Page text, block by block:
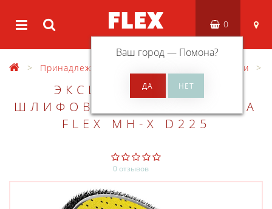
Ваш город — Помона?
0
Принадлежности Разные принадлежности
ЭКСЦЕНТРИКОВАЯ
ШЛИФОВАЛЬНАЯ ГОЛОВКА
FLEX MH-X D225
0 отзывов